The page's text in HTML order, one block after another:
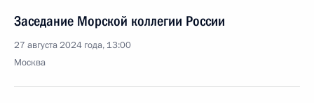
Заседание Морской коллегии России
27 августа 2024 года, 13:00
Москва